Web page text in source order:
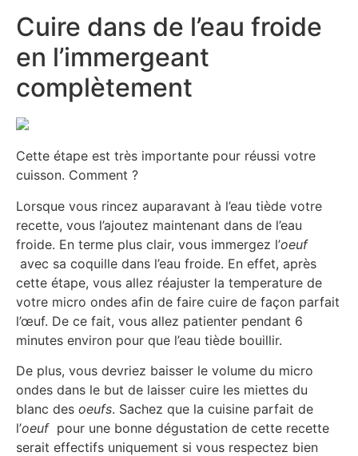
Cuire dans de l’eau froide
en l’immergeant
complètement
Cette étape est très importante pour réussi votre
cuisson. Comment ?
Lorsque vous rincez auparavant à l’eau tiède votre
recette, vous l’ajoutez maintenant dans de l’eau
froide. En terme plus clair, vous immergez l’oeuf
avec sa coquille dans l’eau froide. En effet, après
cette étape, vous allez réajuster la temperature de
votre micro ondes afin de faire cuire de façon parfait
l’œuf. De ce fait, vous allez patienter pendant 6
minutes environ pour que l’eau tiède bouillir.
De plus, vous devriez baisser le volume du micro
ondes dans le but de laisser cuire les miettes du
blanc des oeufs. Sachez que la cuisine parfait de
l’oeuf pour une bonne dégustation de cette recette
serait effectifs uniquement si vous respectez bien